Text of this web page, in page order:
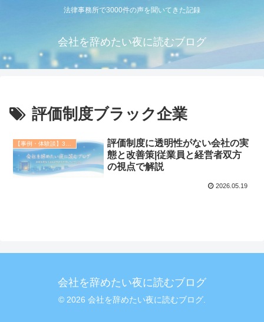
法律事務所で3000件の声を聞いてきた記録
会社を辞めたい夜に読むブログ
評価制度ブラック企業
評価制度に透明性がない会社の実
態と改善策|従業員と経営者双方
の視点で解説
2026.05.19
会社を辞めたい夜に読むブログ
© 2026 会社を辞めたい夜に読むブログ.